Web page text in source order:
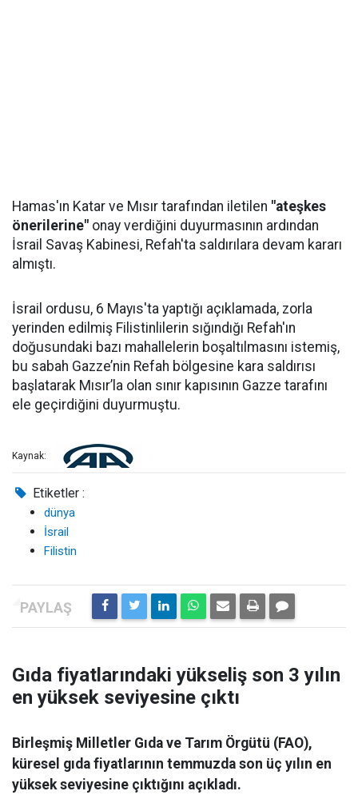
Hamas'ın Katar ve Mısır tarafından iletilen "ateşkes
önerilerine" onay verdiğini duyurmasının ardından
İsrail Savaş Kabinesi, Refah'ta saldırılara devam kararı
almıştı.
İsrail ordusu, 6 Mayıs'ta yaptığı açıklamada, zorla
yerinden edilmiş Filistinlilerin sığındığı Refah'ın
doğusundaki bazı mahallelerin boşaltılmasını istemiş,
bu sabah Gazze’nin Refah bölgesine kara saldırısı
başlatarak Mısır’la olan sınır kapısının Gazze tarafını
ele geçirdiğini duyurmuştu.
Kaynak:
Etiketler :
dünya
İsrail
Filistin
Gıda fiyatlarındaki yükseliş son 3 yılın
en yüksek seviyesine çıktı
Birleşmiş Milletler Gıda ve Tarım Örgütü (FAO),
küresel gıda fiyatlarının temmuzda son üç yılın en
yüksek seviyesine çıktığını açıkladı.